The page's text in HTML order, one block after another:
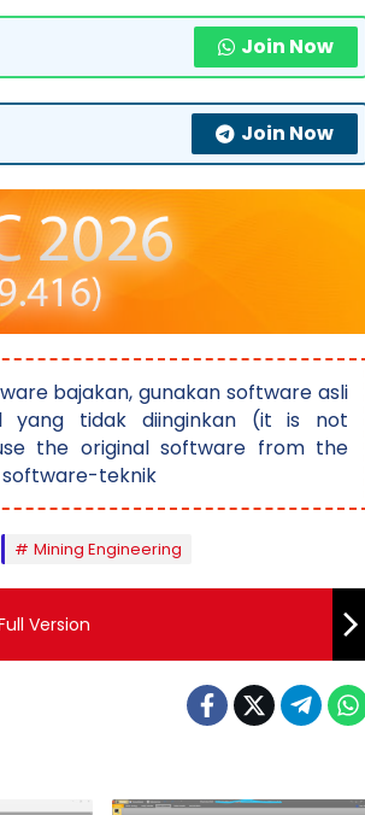
Join Now
Join Now
bajakan, gunakan software asli
yang tidak diinginkan (it is not
the original software from the
software-teknik
Mining Engineering
Version